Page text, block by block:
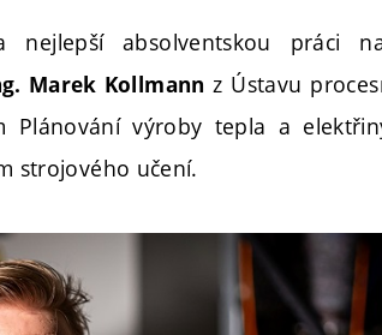
nejlepší absolventskou práci
Marek Kollmann z Ústavu
Plánování výroby tepla a
strojového učení.